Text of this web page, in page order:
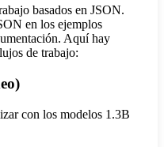
basados en JSON.
en los ejemplos
Aquí hay
de trabajo:
con los modelos 1.3B